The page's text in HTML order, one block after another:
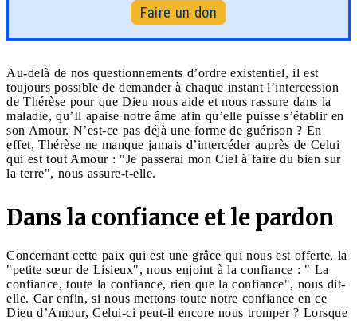
Faire un don
Au-delà de nos questionnements d’ordre existentiel, il est
toujours possible de demander à chaque instant l’intercession
de Thérèse pour que Dieu nous aide et nous rassure dans la
maladie, qu’Il apaise notre âme afin qu’elle puisse s’établir en
son Amour. N’est-ce pas déjà une forme de guérison ? En
effet, Thérèse ne manque jamais d’intercéder auprès de Celui
qui est tout Amour : "Je passerai mon Ciel à faire du bien sur
la terre", nous assure-t-elle.
Dans la confiance et le pardon
Concernant cette paix qui est une grâce qui nous est offerte, la
"petite sœur de Lisieux", nous enjoint à la confiance : " La
confiance, toute la confiance, rien que la confiance", nous dit-
elle. Car enfin, si nous mettons toute notre confiance en ce
Dieu d’Amour, Celui-ci peut-il encore nous tromper ? Lorsque